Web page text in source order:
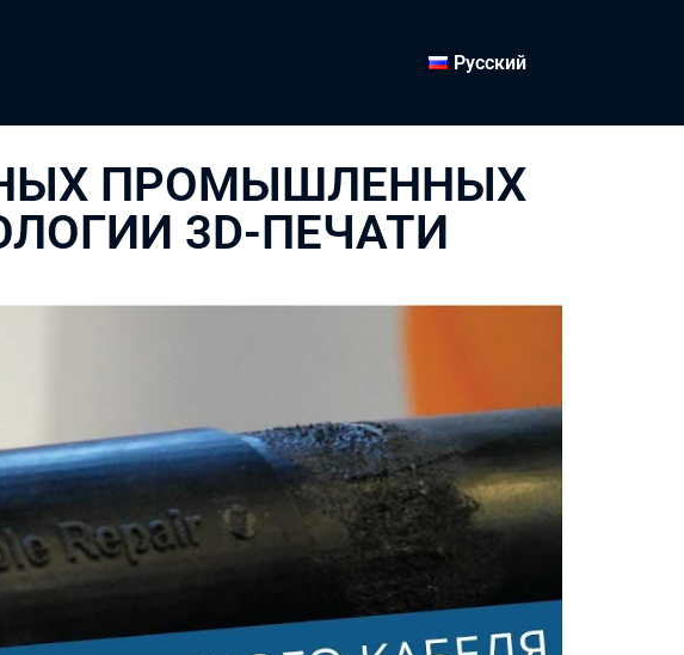
Русский
ПРОМЫШЛЕННЫХ
3D-ПЕЧАТИ